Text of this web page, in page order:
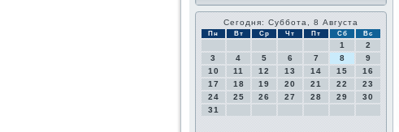
Сегодня: Суббота, 8 Августа
Пн Вт Ср Чт Пт Сб Вс
1
2
3
4 5 6 7 8
9
10
11 12 13 14 15
16
17
18 19 20 21 22
23
24
25 26 27 28 29
30
31